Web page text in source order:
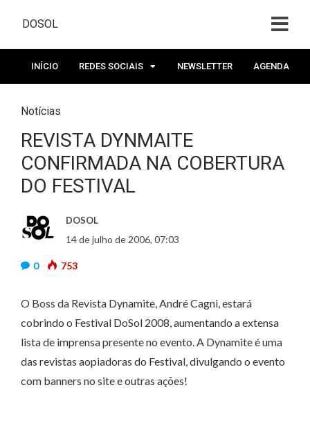
DOSOL
INÍCIO REDES SOCIAIS NEWSLETTER AGENDA
Notícias
REVISTA DYNMAITE
CONFIRMADA NA COBERTURA
DO FESTIVAL
DOSOL
14 de julho de 2006, 07:03
0 753
O Boss da Revista Dynamite, André Cagni, estará
cobrindo o Festival DoSol 2008, aumentando a extensa
lista de imprensa presente no evento. A Dynamite é uma
das revistas aopiadoras do Festival, divulgando o evento
com banners no site e outras ações!